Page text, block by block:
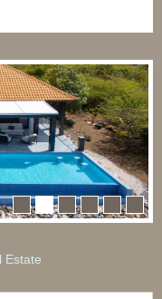
Estate